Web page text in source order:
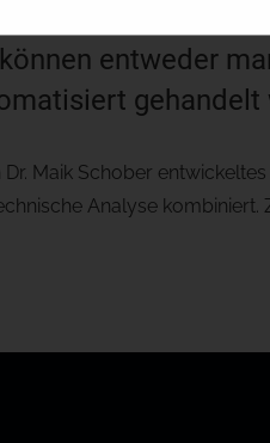
entweder
gehandelt
Maik Schober
Analyse kombiniert.